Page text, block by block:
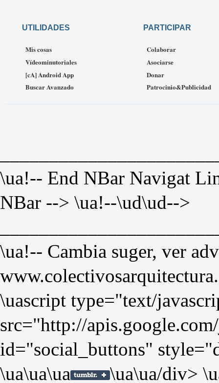
UTILIDADES
Mis cosas
Vídeominutoriales
[cA] Android App
Buscar Avanzado
PARTICIPAR
Colaborar
Asociarse
Donar
Patrocinio&Publicidad
\ua!-- End NBar Navigat
NBar --> \ua!--\ud\ud-->
\ua!-- Cambia suger, ver
\uascript type="text/
src="http://
id="social_buttons"
\ua\ua\ua \ua\ua/div>